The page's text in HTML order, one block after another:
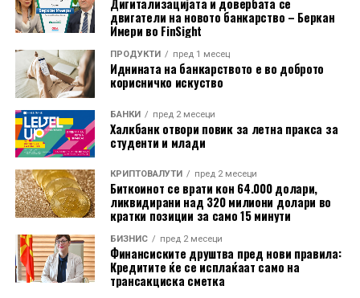
на приходи.
НЛБ разгледува можности и надвор од
традиционалното банкарство, особено во
осигурувањето и управувањето со средства, со цел
дополнително да ја зајакне својата позиција во
Југоисточна Европа.
очекува приходите само преку органски раст да
надминат 1,8 милијарди евра. Истовремено, се
очекува уделот од добивката наменет за дивиденди
да се приближи до 60 проценти, додека односот меѓу
трошоците и приходите постепено треба да се намали
кон 40 проценти.
Дигитализацијата и довербата се
двигатели на новото банкарство – Беркан
Имери во FinSight
ПРОДУКТИ пред 1 месец
Иднината на банкарството е во доброто
корисничко искуство
БАНКИ пред 2 месеци
Халкбанк отвори повик за летна пракса за
студенти и млади
КРИПТОВАЛУТИ пред 2 месеци
Биткоинот се врати кон 64.000 долари,
ликвидирани над 320 милиони долари во
кратки позиции за само 15 минути
БИЗНИС пред 2 месеци
Финансиските друштва пред нови правила:
Кредитите ќе се исплаќаат само на
трансакциска сметка